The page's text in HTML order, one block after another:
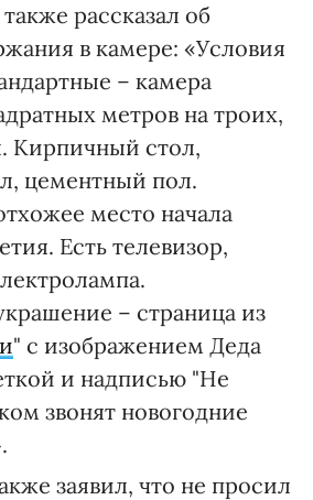
рассказал об
в камере: «Условия
– камера
метров на троих,
Кирпичный стол,
цементный пол.
место начала
Есть телевизор,
– страница из
" с изображением Деда
и надписью "Не
звонят новогодние
заявил, что не просил